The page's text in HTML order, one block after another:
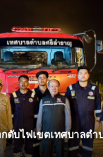
องถิ่น เด็กปฐมวัยสัง
ำ ต.ศรีสำราญ อำเภ
ร เพลิดพราวหมู่ 1 บ้
องในวันสงกรานต์ (
)
ดับไฟเขตเทศบาลตำ
ำ ( หมู่ 1 บ้านนาคำ
สติก (นางหวานตา
)ะจำปีการศึกษา 2568
พื่อจัดทำแผนพัฒนาท้
2575) ประจำปีงบปร
ะเมิน ITA ครั้งที่ 1 วั
เทศบาลตำบลศรีสำ
และประชาชนทั่วไป
อำเภอพรเจริญ จังห
ลน์ ประจำปีงบประม
สร้างสุขภาพเชิงรุก
เรื่อง "โรคแอนแท
ทำโครงการส่งเสริ
29 สิงหาคม 2568